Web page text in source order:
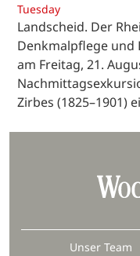
Tuesday
Landscheid. Der
Denkmalpflege und
am Freitag, 21.
Zirbes (1825–1901)
Unser Team